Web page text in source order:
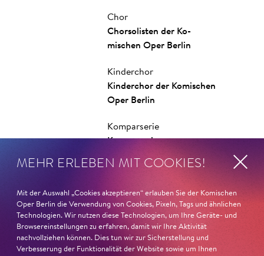
Chor
Chor­solisten der Ko­
mischen Oper Berlin
Kinderchor
Kin­der­chor­ der­ Ko­misch­en
Oper Ber­lin
Komparserie
Komparserie
Orchester
Or­ches­ter­ der­ Ko­misch­en
Oper Ber­lin
MEHR ERLEBEN MIT COOKIES!
Mit der Auswahl „Cookies akzeptieren“ erlauben Sie der Komischen
Oper Berlin die Verwendung von Cookies, Pixeln, Tags und ähnlichen
Technologien. Wir nutzen diese Technologien, um Ihre Geräte- und
Browsereinstellungen zu erfahren, damit wir Ihre Aktivität
nachvollziehen können. Dies tun wir zur Sicherstellung und
Verbesserung der Funktionalität der Website sowie um Ihnen